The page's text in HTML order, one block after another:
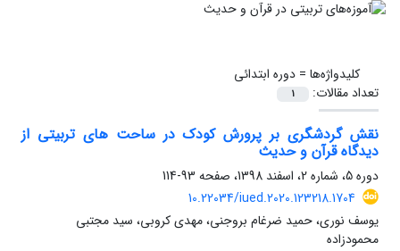
کلیدواژه‌ها =دوره ابتدائی
تعداد مقالات:
1
نقش گردشگری بر پرورش کودک در ساحت های تربیتی از
دیدگاه قرآن و حدیث
دوره 5، شماره 2، اسفند 1398، صفحه
93-114
10.22034/iued.2020.123218.1704
یوسف نوری، حمید ضرغام بروجنی، مهدی کروبی، سید مجتبی
محمودزاده